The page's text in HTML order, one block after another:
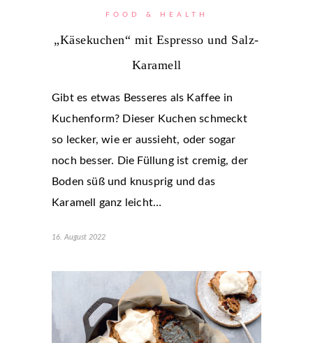
FOOD & HEALTH
„Käsekuchen“ mit Espresso und Salz-
Karamell
Gibt es etwas Besseres als Kaffee in
Kuchenform? Dieser Kuchen schmeckt
so lecker, wie er aussieht, oder sogar
noch besser. Die Füllung ist cremig, der
Boden süß und knusprig und das
Karamell ganz leicht…
16. August 2022